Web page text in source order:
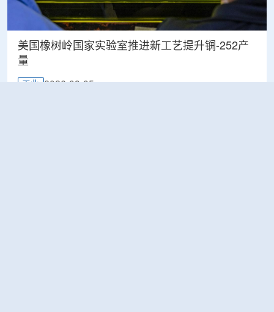
美国橡树岭国家实验室推进新工艺提升锎-252产
量
工业 2026-08-05